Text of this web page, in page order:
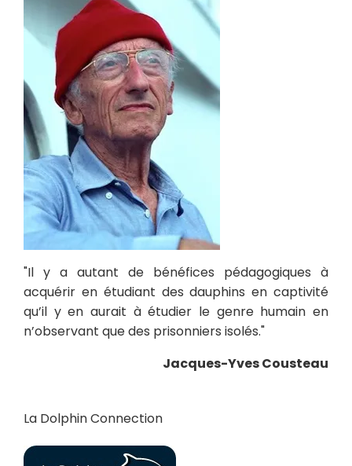
"Il y a autant de bénéfices pédagogiques à
acquérir en étudiant des dauphins en captivité
qu’il y en aurait à étudier le genre humain en
n’observant que des prisonniers isolés."
Jacques-Yves Cousteau
La Dolphin Connection